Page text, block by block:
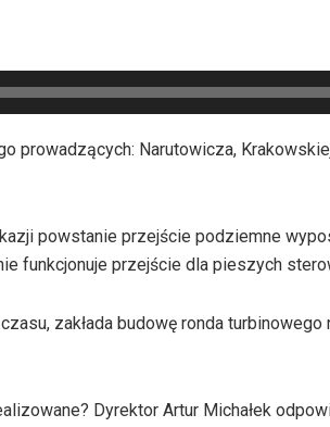
prowadzących: Narutowicza,
powstanie przejście podziemne
funkcjonuje przejście dla pieszych
zakłada budowę ronda turbinowego
Dyrektor Artur Michałek